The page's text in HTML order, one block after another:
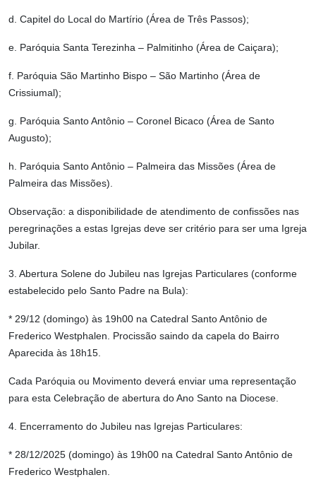
d. Capitel do Local do Martírio (Área de Três Passos);
e. Paróquia Santa Terezinha – Palmitinho (Área de Caiçara);
f. Paróquia São Martinho Bispo – São Martinho (Área de
Crissiumal);
g. Paróquia Santo Antônio – Coronel Bicaco (Área de Santo
Augusto);
h. Paróquia Santo Antônio – Palmeira das Missões (Área de
Palmeira das Missões).
Observação: a disponibilidade de atendimento de confissões nas
peregrinações a estas Igrejas deve ser critério para ser uma Igreja
Jubilar.
3. Abertura Solene do Jubileu nas Igrejas Particulares (conforme
estabelecido pelo Santo Padre na Bula):
* 29/12 (domingo) às 19h00 na Catedral Santo Antônio de
Frederico Westphalen. Procissão saindo da capela do Bairro
Aparecida às 18h15.
Cada Paróquia ou Movimento deverá enviar uma representação
para esta Celebração de abertura do Ano Santo na Diocese.
4. Encerramento do Jubileu nas Igrejas Particulares:
* 28/12/2025 (domingo) às 19h00 na Catedral Santo Antônio de
Frederico Westphalen.